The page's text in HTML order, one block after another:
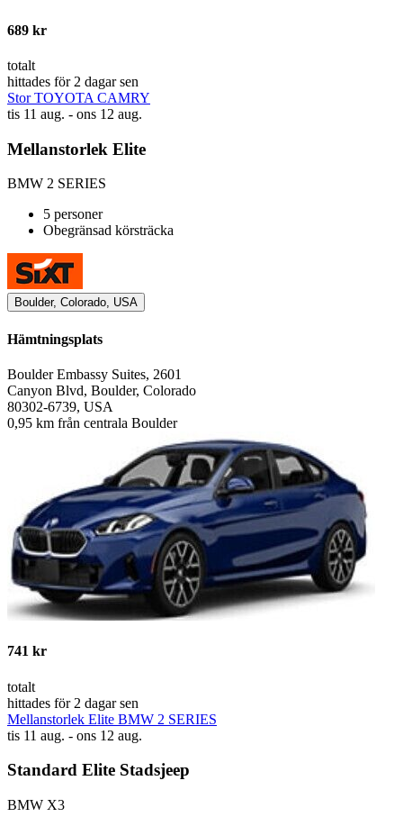
689 kr
totalt
hittades för 2 dagar sen
Stor TOYOTA CAMRY
tis 11 aug. - ons 12 aug.
Mellanstorlek Elite
BMW 2 SERIES
5 personer
Obegränsad körsträcka
Boulder, Colorado, USA
Hämtningsplats
Boulder Embassy Suites, 2601
Canyon Blvd, Boulder, Colorado
80302-6739, USA
0,95 km från centrala Boulder
741 kr
totalt
hittades för 2 dagar sen
Mellanstorlek Elite BMW 2 SERIES
tis 11 aug. - ons 12 aug.
Standard Elite Stadsjeep
BMW X3